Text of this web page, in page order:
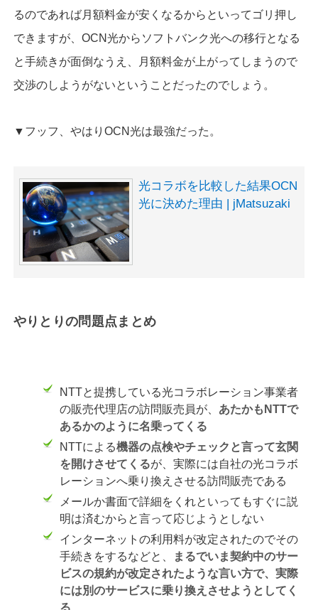
るのであれば月額料金が安くなるからといってゴリ押し
できますが、OCN光からソフトバンク光への移行となる
と手続きが面倒なうえ、月額料金が上がってしまうので
交渉のしようがないということだったのでしょう。
▼フッフ、やはりOCN光は最強だった。
光コラボを比較した結果OCN
光に決めた理由 | jMatsuzaki
やりとりの問題点まとめ
NTTと提携している光コラボレーション事業者
の販売代理店の訪問販売員が、 あたかもNTTで
あるかのように名乗ってくる
NTTによる機器の点検やチェックと言って玄関
を開けさせてくるが、実際には自社の光コラボ
レーションへ乗り換えさせる訪問販売である
メールか書面で詳細をくれといってもすぐに説
明は済むからと言って応じようとしない
インターネットの利用料が改定されたのでその
手続きをするなどと、
まるでいま契約中のサー
ビスの規約が改定されたような言い方で、実際
には別のサービスに乗り換えさせようとしてく
る